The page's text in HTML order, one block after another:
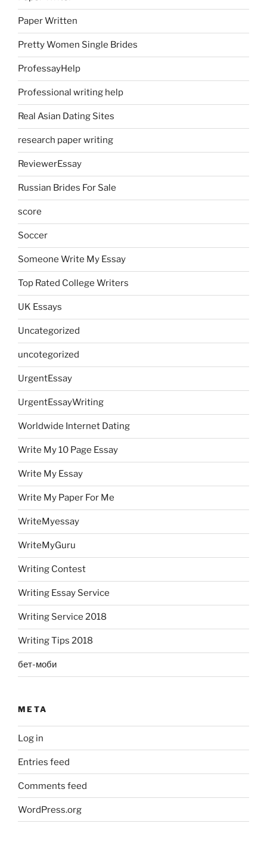
Paper Written
Pretty Women Single Brides
ProfessayHelp
Professional writing help
Real Asian Dating Sites
research paper writing
ReviewerEssay
Russian Brides For Sale
score
Soccer
Someone Write My Essay
Top Rated College Writers
UK Essays
Uncategorized
uncotegorized
UrgentEssay
UrgentEssayWriting
Worldwide Internet Dating
Write My 10 Page Essay
Write My Essay
Write My Paper For Me
WriteMyessay
WriteMyGuru
Writing Contest
Writing Essay Service
Writing Service 2018
Writing Tips 2018
бет-моби
META
Log in
Entries feed
Comments feed
WordPress.org